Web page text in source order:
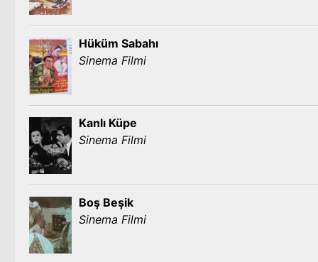
Hüküm Sabahı
Sinema Filmi
Kanlı Küpe
Sinema Filmi
Boş Beşik
Sinema Filmi